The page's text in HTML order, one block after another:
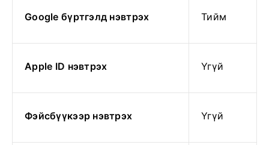
Google бүртгэлд нэвтрэх Тийм
Apple ID нэвтрэх Үгүй
Фэйсбүүкээр нэвтрэх Үгүй